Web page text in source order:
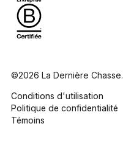
©2026 La Dernière Chasse.
Conditions d'utilisation
Politique de confidentialité
Témoins